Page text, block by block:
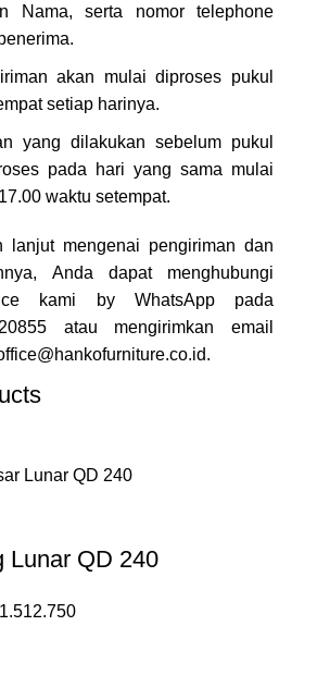
Nama, serta nomor telephone
akan mulai diproses pukul
setiap harinya.
yang dilakukan sebelum pukul
pada hari yang sama mulai
waktu setempat.
lanjut mengenai pengiriman dan
Anda dapat menghubungi
kami by WhatsApp pada
atau mengirimkan email
.
Lunar QD 240
1.512.750